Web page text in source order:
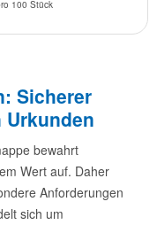
100 Stück
Sicherer
bewahrt
Wert auf. Daher
Anforderungen
sich um